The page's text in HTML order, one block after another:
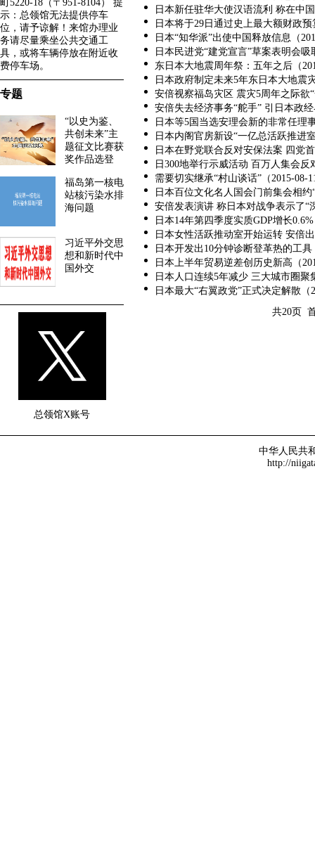
町5220-18（〒951-8104） 提
示：总领馆无法提供停车
位，请予谅解！来馆办理业
务请尽量乘坐公共交通工
具，或将车辆停放在附近收
费停车场。
专题
“以史为鉴、
共创未来”主
题征文比赛获
奖作品选登
福岛第一核电
站核污染水排
海问题
习近平外交思
想和新时代中
国外交
总领馆X账号
日本新任驻华大使汉语流利 称在中
日本将于29日通过史上最大额财政预
日本“知华派”出使中国释放信息（
日本民进党“建党宣言”草案表明会吸
东日本大地震周年祭：五年之后（
日本政府制定未来5年东日本大地震
安倍视察福岛灾区 震灾5周年之际欲
安倍失去经济事务“舵手” 引日本政
日本等5国当选安理会新的非常任理
日本内阁官房新设“一亿总活跃推进
日本在野党联合反对安保法案 四党
日300地举行示威活动 百万人集会反
需要切实继承“村山谈话”（2015-08-
日本百位文化名人国会门前集会相约
安倍发表演讲 称日本对战争表示了“
日本14年第四季度实质GDP增长
日本女性活跃推动室开始运转 安倍
日本开发出10分钟诊断登革热的工具
日本上半年贸易逆差创历史新高（
日本人口连续5年减少 三大城市圈聚
日本最大“右翼政党”正式决定解散（
共20页
中华人民共
http://